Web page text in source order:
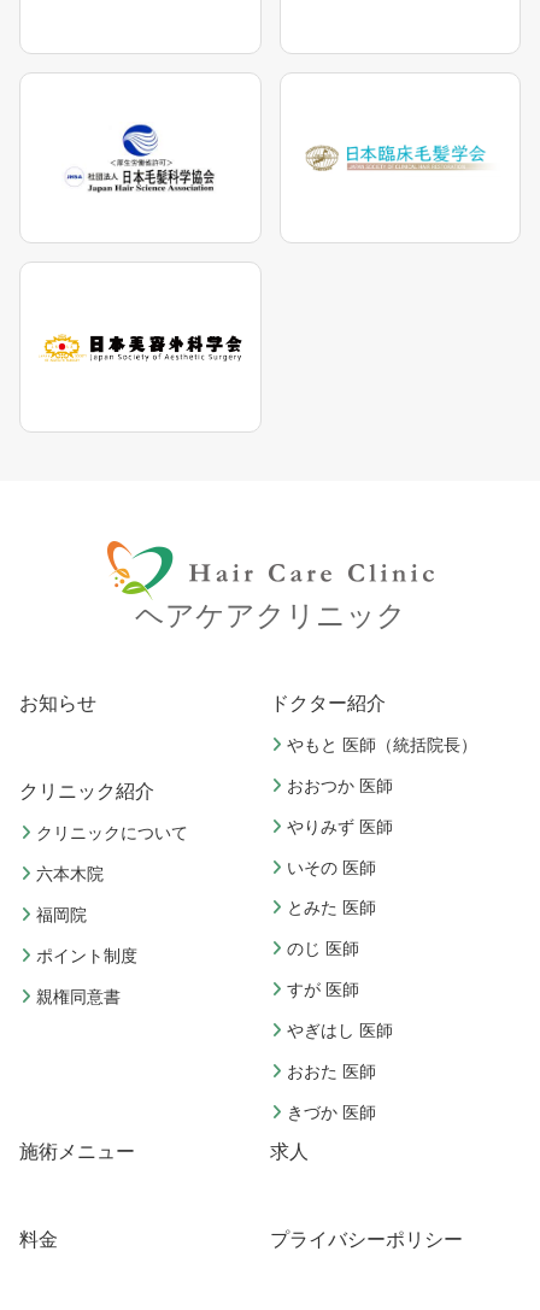
六本木院
六本木院
ヘアケアクリニック
お知らせ
クリニック紹介
クリニックについて
六本木院
福岡院
ポイント制度
親権同意書
ドクター紹介
やもと 医師（統括院長）
おおつか 医師
やりみず 医師
いその 医師
とみた 医師
のじ 医師
すが 医師
やぎはし 医師
おおた 医師
きづか 医師
施術メニュー
料金
求人
プライバシーポリシー